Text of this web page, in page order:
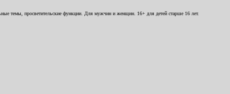
темы, просветительские функции. Для мужчин и женщин. 16+ для детей старше 16 лет.